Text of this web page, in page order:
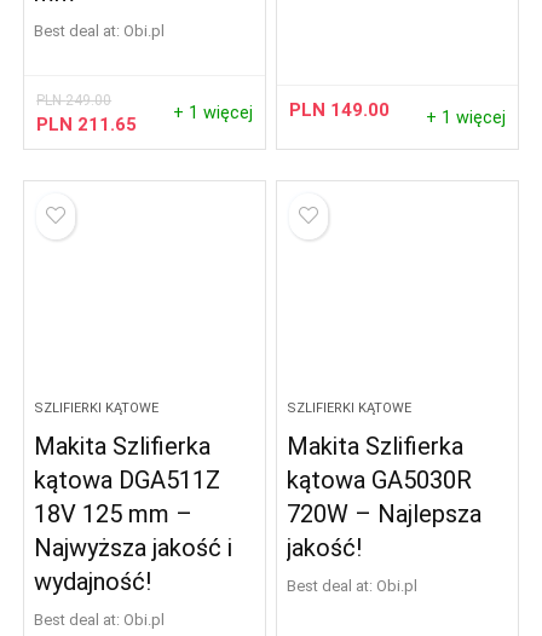
Best deal at: obi.pl
PLN249.00
PLN 211.65
+ 1 więcej PLN 149.00 + 1 więcej
SZLIFIERKI KĄTOWE
Makita Szlifierka
kątowa DGA511Z
18V 125 mm –
Najwyższa jakość i
wydajność!
Best deal at: obi.pl
SZLIFIERKI KĄTOWE
Makita Szlifierka
kątowa GA5030R
720W – Najlepsza
jakość!
Best deal at: obi.pl